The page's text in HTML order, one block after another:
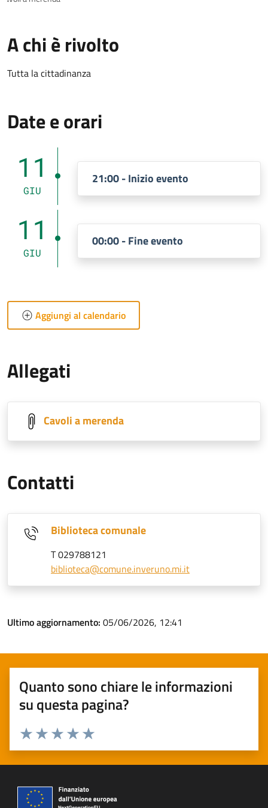
A chi è rivolto
Tutta la cittadinanza
Date e orari
11
GIU
21:00 - Inizio evento
11
GIU
00:00 - Fine evento
Aggiungi al calendario
Allegati
Cavoli a merenda
Contatti
Biblioteca comunale
T 029788121
biblioteca@comune.inveruno.mi.it
Ultimo aggiornamento: 05/06/2026, 12:41
Quanto sono chiare le informazioni
su questa pagina?
Valuta 5 stelle su 5
Valuta 4 stelle su 5
Valuta 3 stelle su 5
Valuta 2 stelle su 5
Valuta 1 stelle su 5